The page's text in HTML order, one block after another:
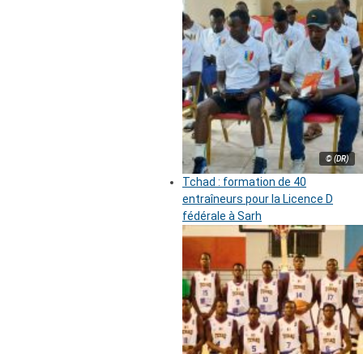
© (DR)
Tchad : formation de 40
entraîneurs pour la Licence D
fédérale à Sarh